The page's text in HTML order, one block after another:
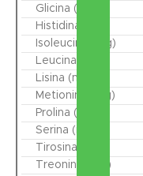
Glicina (mg)
Histidina (mg)
Isoleucina (mg)
Leucina (mg)
Lisina (mg)
Metionina (mg)
Prolina (mg)
Serina (mg)
Tirosina (mg)
Treonina (mg)